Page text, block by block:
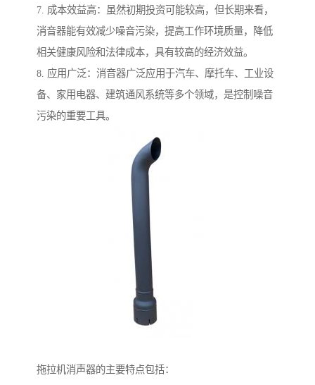
7. 成本效益高：虽然初期投资可能较高，但长期来看，
消音器能有效减少噪音污染，提高工作环境质量，降低
相关健康风险和法律成本，具有较高的经济效益。
8. 应用广泛：消音器广泛应用于汽车、摩托车、工业设
备、家用电器、建筑通风系统等多个领域，是控制噪音
污染的重要工具。
拖拉机消声器的主要特点包括：